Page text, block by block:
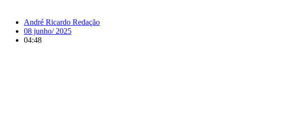
André Ricardo Redação
08 junho/ 2025
04:48